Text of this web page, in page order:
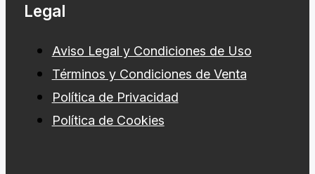
Legal
Aviso Legal y Condiciones de Uso
Términos y Condiciones de Venta
Política de Privacidad
Política de Cookies